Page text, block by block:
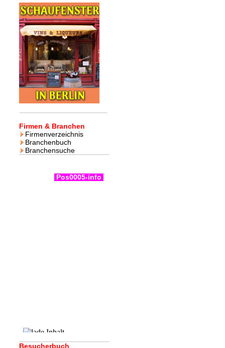
Firmen & Branchen
Firmenverzeichnis
Branchenbuch
Branchensuche
Pos0005-info
Besucherbuch